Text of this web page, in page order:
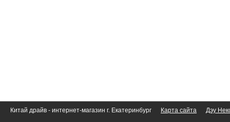
Китай драйв - интернет-магазин г. Екатеринбург Карта сайта Дэу